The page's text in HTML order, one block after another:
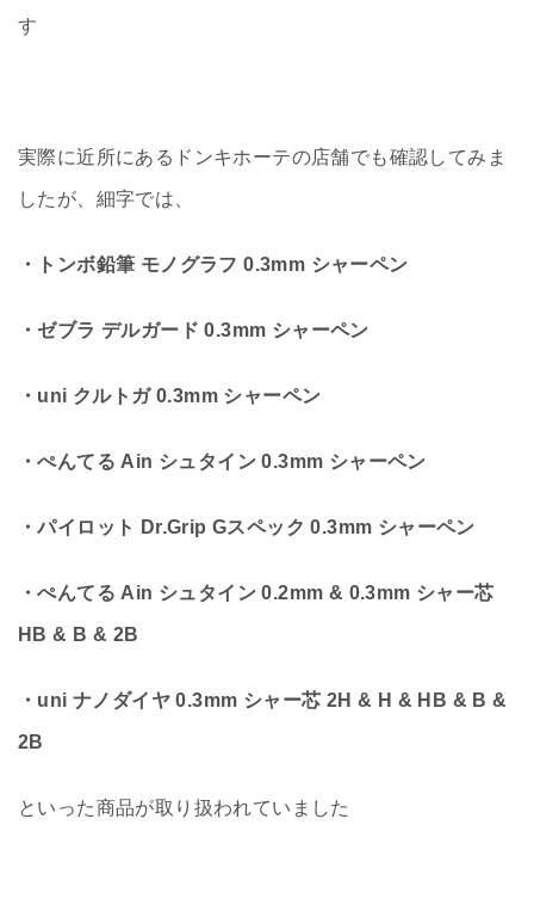
す
実際に近所にあるドンキホーテの店舗でも確認してみま
したが、細字では、
・トンボ鉛筆 モノグラフ 0.3mm シャーペン
・ゼブラ デルガード 0.3mm シャーペン
・uni クルトガ 0.3mm シャーペン
・ぺんてる Ain シュタイン 0.3mm シャーペン
・パイロット Dr.Grip Gスペック 0.3mm シャーペン
・ぺんてる Ain シュタイン 0.2mm & 0.3mm シャー芯
HB & B & 2B
・uni ナノダイヤ 0.3mm シャー芯 2H & H & HB & B &
2B
といった商品が取り扱われていました